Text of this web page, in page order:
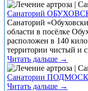
Санаторий
Санаторий
области в посёлке
расположен в 140
территории чистый и
Читать дальше →
Санатории
Читать дальше →